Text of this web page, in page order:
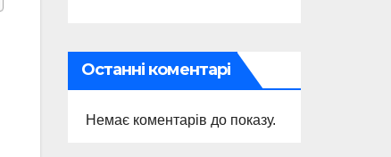
Останні коментарі
Немає коментарів до показу.